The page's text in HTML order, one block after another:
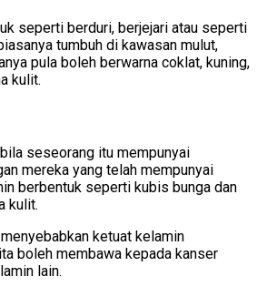
seperti berduri, berjejari atau seperti
tumbuh di kawasan mulut,
pula boleh berwarna coklat, kuning,
kulit.
seseorang itu mempunyai
mereka yang telah mempunyai
berbentuk seperti kubis bunga dan
kulit.
ketuat kelamin
boleh membawa kepada kanser
lain.